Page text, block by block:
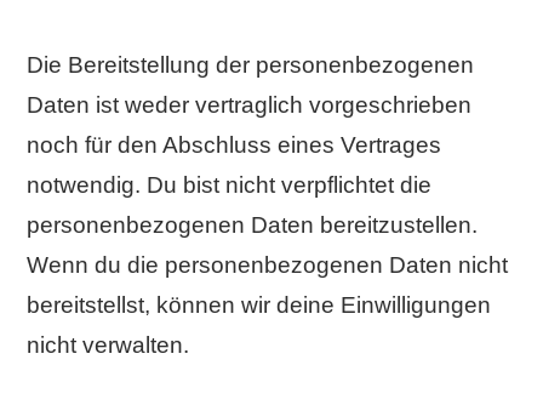
Die Bereitstellung der personenbezogenen
Daten ist weder vertraglich vorgeschrieben
noch für den Abschluss eines Vertrages
notwendig. Du bist nicht verpflichtet die
personenbezogenen Daten bereitzustellen.
Wenn du die personenbezogenen Daten nicht
bereitstellst, können wir deine Einwilligungen
nicht verwalten.